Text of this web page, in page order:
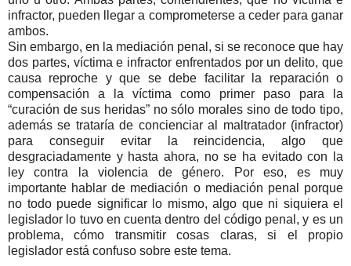
infractor, pueden llegar a comprometerse a ceder para ganar
ambos.
Sin embargo, en la mediación penal, si se reconoce que hay
dos partes, víctima e infractor enfrentados por un delito, que
causa reproche y que se debe facilitar la reparación o
compensación a la víctima como primer paso para la
“curación de sus heridas” no sólo morales sino de todo tipo,
además se trataría de concienciar al maltratador (infractor)
para conseguir evitar la reincidencia, algo que
desgraciadamente y hasta ahora, no se ha evitado con la
ley contra la violencia de género. Por eso, es muy
importante hablar de mediación o mediación penal porque
no todo puede significar lo mismo, algo que ni siquiera el
legislador lo tuvo en cuenta dentro del código penal, y es un
problema, cómo transmitir cosas claras, si el propio
legislador está confuso sobre este tema.